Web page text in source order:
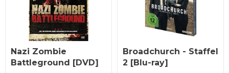
Nazi Zombie
Battleground [DVD]
Broadchurch - Staffel
2 [Blu-ray]